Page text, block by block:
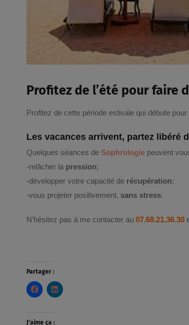
Profitez de l’été pour faire
Profitez de cette période estivale qui débute
Les vacances arrivent, partez libéré
Quelques séances de Sophrologie peuvent
-relâcher la pression;
-développer votre capacité de récupération;
-vous projeter positivement, sans stress.
N’hésitez pas à me contacter au 07.68.21.36.30
Partager :
J’aime ça :